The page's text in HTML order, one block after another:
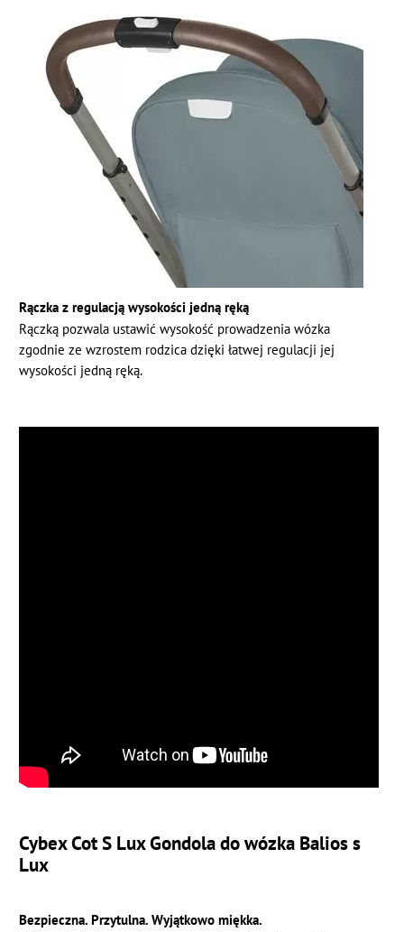
Rączka z regulacją wysokości jedną ręką
Rączką pozwala ustawić wysokość prowadzenia wózka
zgodnie ze wzrostem rodzica dzięki łatwej regulacji jej
wysokości jedną ręką.
Cybex Cot S Lux Gondolado wózka Balios s
Lux
Bezpieczna. Przytulna. Wyjątkowo miękka.